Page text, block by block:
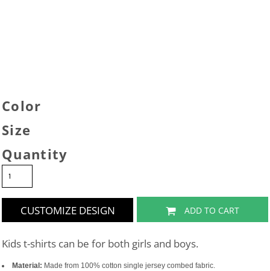
Color
Size
Quantity
CUSTOMIZE DESIGN ADD TO CART
Kids t-shirts can be for both girls and boys.
Material: Made from 100% cotton single jersey combed fabric.